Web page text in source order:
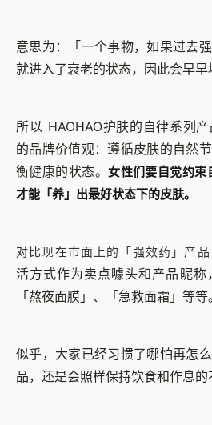
意思为：「一个事物，如果过去
就进入了衰老的状态，因此会早早
所以 HAOHAO护肤的自律系列
的品牌价值观：遵循皮肤的自然
衡健康的状态。女性们要自觉约束
才能「养」出最好状态下的皮肤。
对比现在市面上的「强效药」产品
活方式作为卖点噱头和产品昵称
「熬夜面膜」、「急救面霜」等等。
似乎，大家已经习惯了哪怕再怎
品，还是会照样保持饮食和作息的